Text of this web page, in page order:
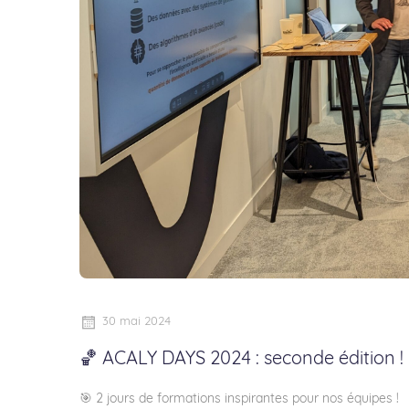
30 mai 2024
🏀 ACALY DAYS 2024 : seconde édition !
🎯 2 jours de formations inspirantes pour nos équipes !